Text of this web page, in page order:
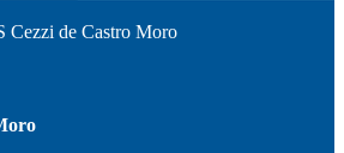
Cezzi de Castro Moro